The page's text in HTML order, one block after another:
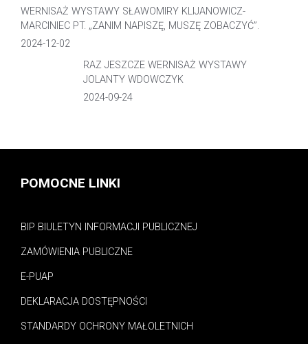
WERNISAŻ WYSTAWY SŁAWOMIRY KLIJANOWICZ-
MARCINIEC PT. „ZANIM NAPISZĘ, MUSZĘ ZOBACZYĆ”.
2024-12-02
RAZ JESZCZE WERNISAŻ WYSTAWY
JOLANTY WDOWCZYK
2024-09-24
POMOCNE LINKI
BIP BIULETYN INFORMACJI PUBLICZNEJ
ZAMÓWIENIA PUBLICZNE
E-PUAP
DEKLARACJA DOSTĘPNOŚCI
STANDARDY OCHRONY MAŁOLETNICH